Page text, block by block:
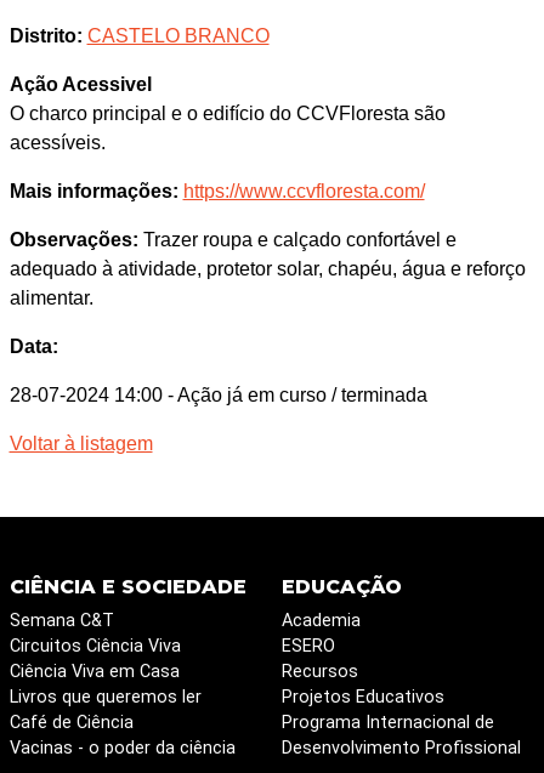
Distrito: CASTELO BRANCO
Ação Acessivel
O charco principal e o edifício do CCVFloresta são
acessíveis.
Mais informações: https://www.ccvfloresta.com/
Observações: Trazer roupa e calçado confortável e
adequado à atividade, protetor solar, chapéu, água e reforço
alimentar.
Data:
28-07-2024 14:00 - Ação já em curso / terminada
Voltar à listagem
CIÊNCIA E SOCIEDADE
Semana C&T
Circuitos Ciência Viva
Ciência Viva em Casa
Livros que queremos ler
Café de Ciência
Vacinas - o poder da ciência
EDUCAÇÃO
Academia
ESERO
Recursos
Projetos Educativos
Programa Internacional de
Desenvolvimento Profissional